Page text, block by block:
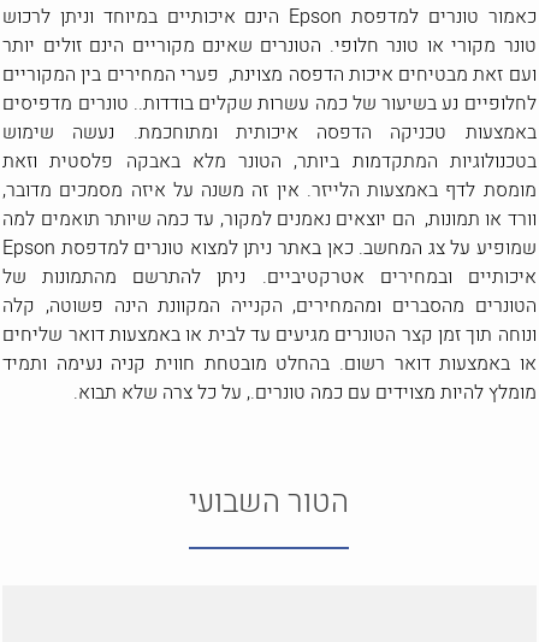
כאמור טונרים למדפסת Epson הינם איכותיים במיוחד וניתן לרכוש
טונר מקורי או טונר חלופי. הטונרים שאינם מקוריים הינם זולים יותר
ועם זאת מבטיחים איכות הדפסה מצוינת, פערי המחירים בין המקוריים
לחלופיים נע בשיעור של כמה עשרות שקלים בודדות.. טונרים מדפיסים
באמצעות טכניקה הדפסה איכותית ומתוחכמת. נעשה שימוש
בטכנולוגיות המתקדמות ביותר, הטונר מלא באבקה פלסטית וזאת
מומסת לדף באמצעות הלייזר. אין זה משנה על איזה מסמכים מדובר,
וורד או תמונות, הם יוצאים נאמנים למקור, עד כמה שיותר תואמים למה
שמופיע על צג המחשב. כאן באתר ניתן למצוא טונרים למדפסת Epson
איכותיים ובמחירים אטרקטיביים. ניתן להתרשם מהתמונות של
הטונרים מהסברים ומהמחירים, הקנייה המקוונת הינה פשוטה, קלה
ונוחה תוך זמן קצר הטונרים מגיעים עד לבית או באמצעות דואר שליחים
או באמצעות דואר רשום. בהחלט מובטחת חווית קניה נעימה ותמיד
מומלץ להיות מצוידים עם כמה טונרים., על כל צרה שלא תבוא.
הטור השבועי